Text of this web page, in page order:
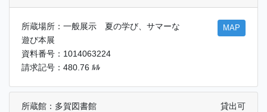
所蔵場所：一般展示 夏の学び、サマーな
遊び本展
資料番号：1014063224
請求記号：480.76 ﾙﾙ
MAP
所蔵館：多賀図書館 貸出可